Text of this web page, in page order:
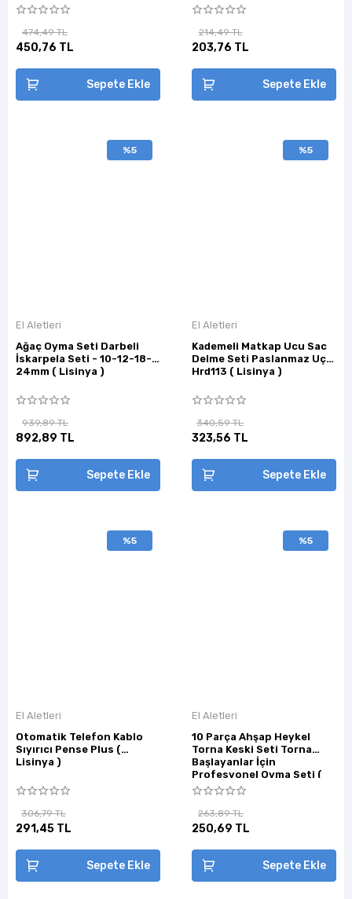
474,49 TL
450,76 TL
Sepete Ekle
214,49 TL
203,76 TL
Sepete Ekle
%5
El Aletleri
Ağaç Oyma Seti Darbeli
İskarpela Seti - 10-12-18-
24mm ( Lisinya )
939,89 TL
892,89 TL
Sepete Ekle
%5
El Aletleri
Kademeli Matkap Ucu Sac
Delme Seti Paslanmaz Uç
Hrd113 ( Lisinya )
340,59 TL
323,56 TL
Sepete Ekle
%5
El Aletleri
Otomatik Telefon Kablo
Sıyırıcı Pense Plus (
Lisinya )
306,79 TL
291,45 TL
Sepete Ekle
%5
El Aletleri
10 Parça Ahşap Heykel
Torna Keski Seti Torna
Başlayanlar İçin
Profesyonel Oyma Seti (
Lisinya )
263,89 TL
250,69 TL
Sepete Ekle